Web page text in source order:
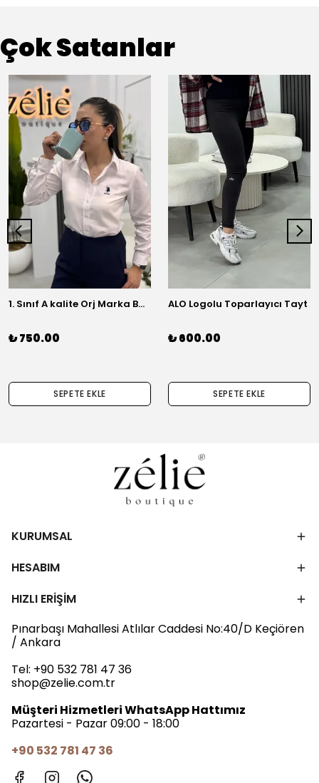
Çok Satanlar
1. Sınıf A kalite Orj Marka Basic Gömlek
₺ 750.00
SEPETE EKLE
ALO Logolu Toparlayıcı Tayt
₺ 600.00
SEPETE EKLE
KURUMSAL
HESABIM
HIZLI ERİŞİM
Pınarbaşı Mahallesi Atlılar Caddesi No:40/D Keçiören
/ Ankara
Tel: +90 532 781 47 36
shop@zelie.com.tr
Müşteri Hizmetleri WhatsApp Hattımız
Pazartesi - Pazar 09:00 - 18:00
+90 532 781 47 36